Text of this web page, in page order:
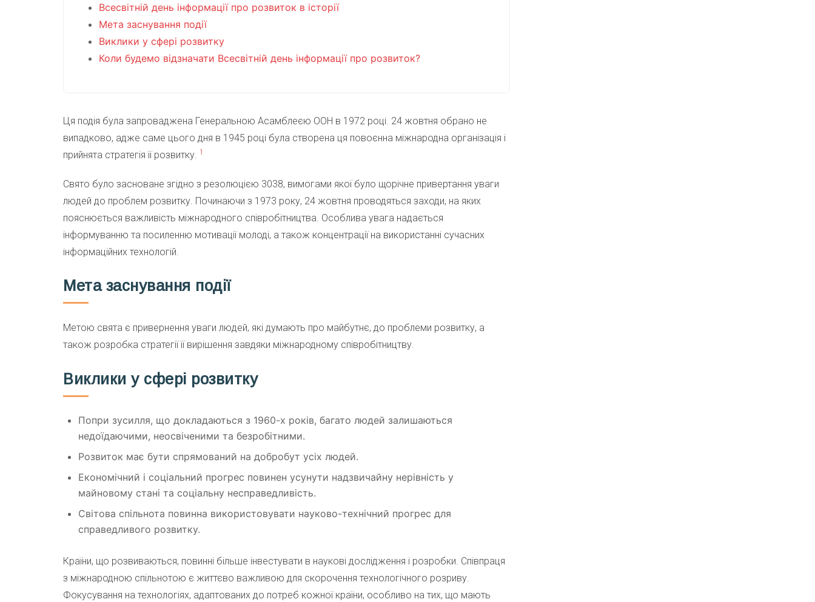
Всесвітній день інформації про розвиток в історії
Мета заснування події
Виклики у сфері розвитку
Коли будемо відзначати Всесвітній день інформації про розвиток?
Ця подія була запроваджена Генеральною Асамблеєю ООН в 1972 році. 24 жовтня обрано не
випадково, адже саме цього дня в 1945 році була створена ця повоєнна міжнародна організація і
прийнята стратегія її розвитку. 1
Свято було засноване згідно з резолюцією 3038, вимогами якої було щорічне привертання уваги
людей до проблем розвитку. Починаючи з 1973 року, 24 жовтня проводяться заходи, на яких
пояснюється важливість міжнародного співробітництва. Особлива увага надається
інформуванню та посиленню мотивації молоді, а також концентрації на використанні сучасних
інформаційних технологій.
Мета заснування події
Метою свята є привернення уваги людей, які думають про майбутнє, до проблеми розвитку, а
також розробка стратегії її вирішення завдяки міжнародному співробітництву.
Виклики у сфері розвитку
Попри зусилля, що докладаються з 1960-х років, багато людей залишаються
недоїдаючими, неосвіченими та безробітними.
Розвиток має бути спрямований на добробут усіх людей.
Економічний і соціальний прогрес повинен усунути надзвичайну нерівність у
майновому стані та соціальну несправедливість.
Світова спільнота повинна використовувати науково-технічний прогрес для
справедливого розвитку.
Країни, що розвиваються, повинні більше інвестувати в наукові дослідження і розробки. Співпраця
з міжнародною спільнотою є життєво важливою для скорочення технологічного розриву.
Фокусування на технологіях, адаптованих до потреб кожної країни, особливо на тих, що мають